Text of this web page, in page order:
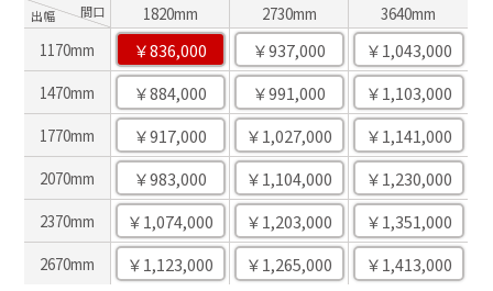
出幅 間口 1820mm 2730mm
3640mm
1170mm
￥836,000 ￥937,000 ￥1,043,000
1470mm ￥884,000 ￥991,000 ￥1,103,000
1770mm ￥917,000 ￥1,027,000 ￥1,141,000
2070mm ￥983,000 ￥1,104,000 ￥1,230,000
2370mm ￥1,074,000 ￥1,203,000 ￥1,351,000
2670mm ￥1,123,000 ￥1,265,000 ￥1,413,000